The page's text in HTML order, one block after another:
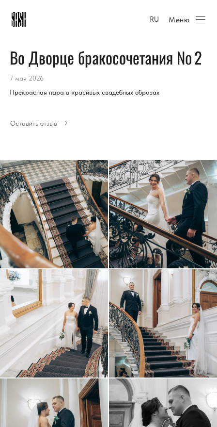
RU Меню
Во Дворце бракосочетания № 2
7 мая 2026
Прекрасная пара в красивых свадебных образах
Оставить отзыв